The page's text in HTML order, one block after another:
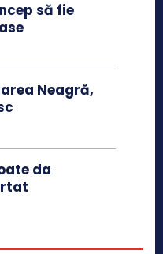
să fie
Neagră,
da